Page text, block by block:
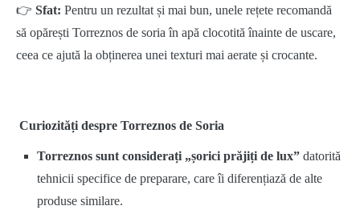
👉 Sfat: Pentru un rezultat și mai bun, unele rețete recomandă
să opărești Torreznos de soria în apă clocotită înainte de uscare,
ceea ce ajută la obținerea unei texturi mai aerate și crocante.
Curiozități despre Torreznos de Soria
Torreznos sunt considerați „șorici prăjiți de lux”datorită
tehnicii specifice de preparare, care îi diferențiază de alte
produse similare.